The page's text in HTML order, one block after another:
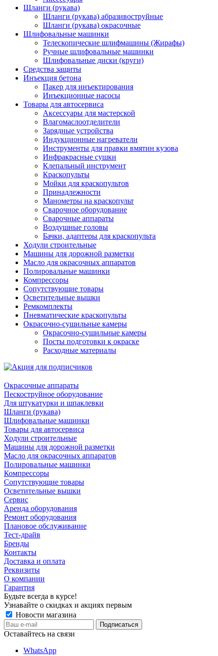
Шланги (рукава)
Шланги (рукава) абразивоструйные
Шланги (рукава) окрасочные
Шлифовальные машинки
Телескопические шлифмашины (Жирафы)
Ручные шлифовальные машинки
Шлифовальные диски (круги)
Средства защиты
Инъекция бетона
Пакер для инъектирования
Инъекционные насосы
Товары для автосервиса
Аксессуары для мастерской
Влагомаслоотделители
Зарядные устройства
Индукционные нагреватели
Инструменты для правки вмятин кузова
Инфракрасные сушки
Клепальный инструмент
Краскопульты
Мойки для краскопультов
Принадлежности
Манометры на краскопульт
Сварочное оборудование
Сварочные аппараты
Воздушные головы
Бачки, адаптеры для краскопульта
Ходули строительные
Машины для дорожной разметки
Масло для окрасочных аппаратов
Полировальные машинки
Компрессоры
Сопутствующие товары
Осветительные вышки
Ремкомплекты
Пневматические краскопульты
Окрасочно-сушильные камеры
Окрасочно-сушильные камеры
Посты подготовки к окраске
Расходные материалы
Окрасочные аппараты
Пескоструйное оборудование
Для штукатурки и шпаклевки
Шланги (рукава)
Шлифовальные машинки
Товары для автосервиса
Ходули строительные
Машины для дорожной разметки
Масло для окрасочных аппаратов
Полировальные машинки
Компрессоры
Сопутствующие товары
Осветительные вышки
Сервис
Аренда оборудования
Ремонт оборудования
Плановое обслуживание
Тест-драйв
Бренды
Контакты
Доставка и оплата
Реквизиты
О компании
Гарантия
Будьте всегда в курсе!
Узнавайте о скидках и акциях первым
Новости магазина
Оставайтесь на связи
WhatsApp